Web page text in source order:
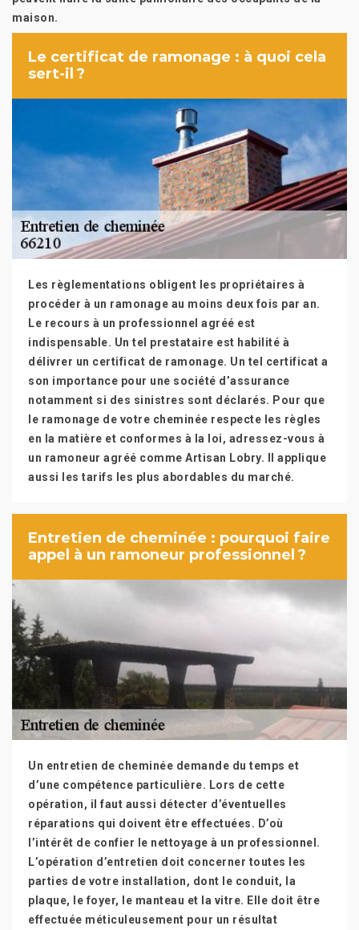
maison.
Le certificat de ramonage : à quoi cela
sert-il ?
Les règlementations obligent les propriétaires à
procéder à un ramonage au moins deux fois par an.
Le recours à un professionnel agréé est
indispensable. Un tel prestataire est habilité à
délivrer un certificat de ramonage. Un tel certificat a
son importance pour une société d’assurance
notamment si des sinistres sont déclarés. Pour que
le ramonage de votre cheminée respecte les règles
en la matière et conformes à la loi, adressez-vous à
un ramoneur agréé comme Artisan Lobry. Il applique
aussi les tarifs les plus abordables du marché.
Entretien de cheminée : pourquoi faire
appel à un ramoneur professionnel ?
Un entretien de cheminée demande du temps et
d’une compétence particulière. Lors de cette
opération, il faut aussi détecter d’éventuelles
réparations qui doivent être effectuées. D’où
l’intérêt de confier le nettoyage à un professionnel.
L’opération d’entretien doit concerner toutes les
parties de votre installation, dont le conduit, la
plaque, le foyer, le manteau et la vitre. Elle doit être
effectuée méticuleusement pour un résultat